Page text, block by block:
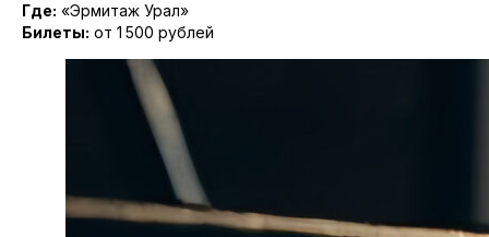
Где: «Эрмитаж Урал»
Билеты: от 1 500 рублей